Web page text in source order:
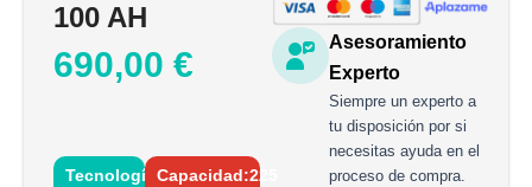
100 AH
690,00 €
Tecnología:Capacidad:225
Asesoramiento
Experto
Siempre un experto a
tu disposición por si
necesitas ayuda en el
proceso de compra.